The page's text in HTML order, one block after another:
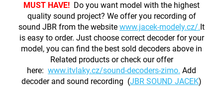
MUST HAVE! Do you want model with the highest
quality sound project? We offer you recording of
sound JBR from the website www.jacek-modely.cz/. It
is easy to order. Just choose correct decoder for your
model, you can find the best sold decoders above in
Related products or check our offer
here: www.itvlaky.cz/sound-decoders-zimo. Add
decoder and sound recording (JBR SOUND JACEK)